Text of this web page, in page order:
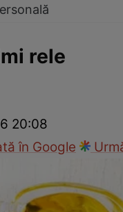
rele
20:08
în Google